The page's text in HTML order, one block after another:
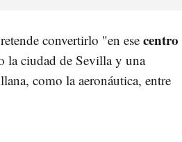
convertirlo "en ese centro
la ciudad de Sevilla y una
como la aeronáutica, entre